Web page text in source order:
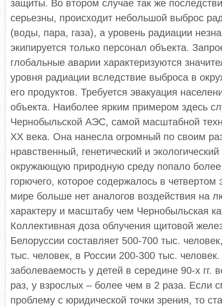
защиты. Во втором случае так же
серьезны, происходит небольшой выброс
(воды, пара, газа), а уровень радиации
экипируется только персонал объекта.
глобальные аварии характеризуются
уровня радиации вследствие выброса в
его продуктов. Требуется эвакуация
объекта. Наиболее ярким примером здесь
Чернобыльской АЭС, самой масштабной
XX века. Она нанесла огромный по своим
нравственный, генетический и
окружающую природную среду попало более
горючего, которое содержалось в
мире больше нет аналогов воздействия на
характеру и масштабу чем Чернобыльская
Коллективная доза облучения щитовой
Белоруссии составляет 500-700 тыс.
тыс. человек, в России 200-300 тыс.
заболеваемость у детей в середине 90-х гг.
раз, у взрослых – более чем в 2 раза. Если
проблему с юридической точки зрения, то